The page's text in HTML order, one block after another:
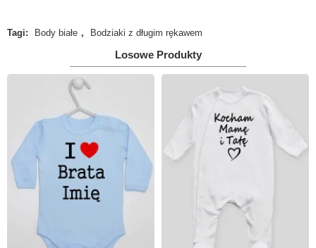
100% polski produkt - Marka Lene
Uwaga!HTML nie jest dopuszczony!
KONTYNUUJ
Tagi: Body białe , Bodziaki z długim rękawem
Losowe Produkty